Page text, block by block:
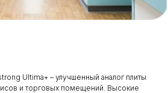
Ultima+ – улучшенный аналог плиты
и торговых помещений. Высокие